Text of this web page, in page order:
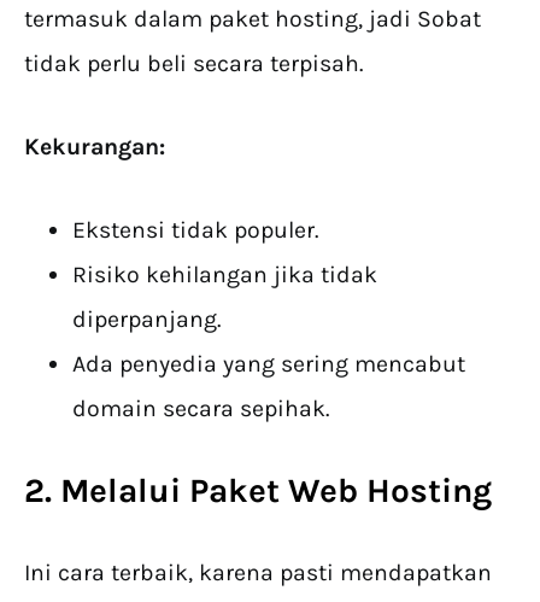
termasuk dalam paket hosting, jadi Sobat
tidak perlu beli secara terpisah.
Kekurangan:
Ekstensi tidak populer.
Risiko kehilangan jika tidak
diperpanjang.
Ada penyedia yang sering mencabut
domain secara sepihak.
2. Melalui Paket Web Hosting
Ini cara terbaik, karena pasti mendapatkan